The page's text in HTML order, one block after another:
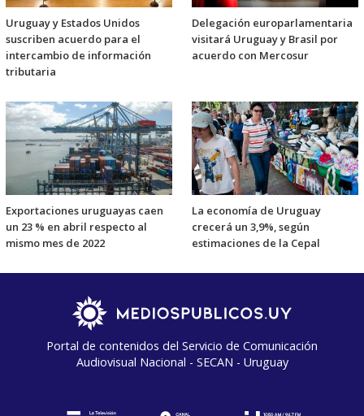
Uruguay y Estados Unidos
suscriben acuerdo para el
intercambio de información
tributaria
Delegación europarlamentaria
visitará Uruguay y Brasil por
acuerdo con Mercosur
Exportaciones uruguayas caen
un 23 % en abril respecto al
mismo mes de 2022
La economía de Uruguay
crecerá un 3,9%, según
estimaciones de la Cepal
Portal de contenidos del Servicio de Comunicación
Audiovisual Nacional - SECAN - Uruguay